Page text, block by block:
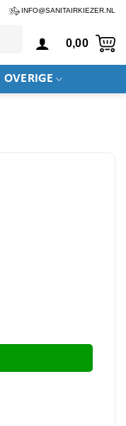
INFO@SANITAIRKIEZER.NL
0,00
OVERIGE